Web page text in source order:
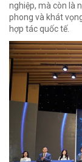
nghiệp, mà còn là
phong và khát
hợp tác quốc tế.